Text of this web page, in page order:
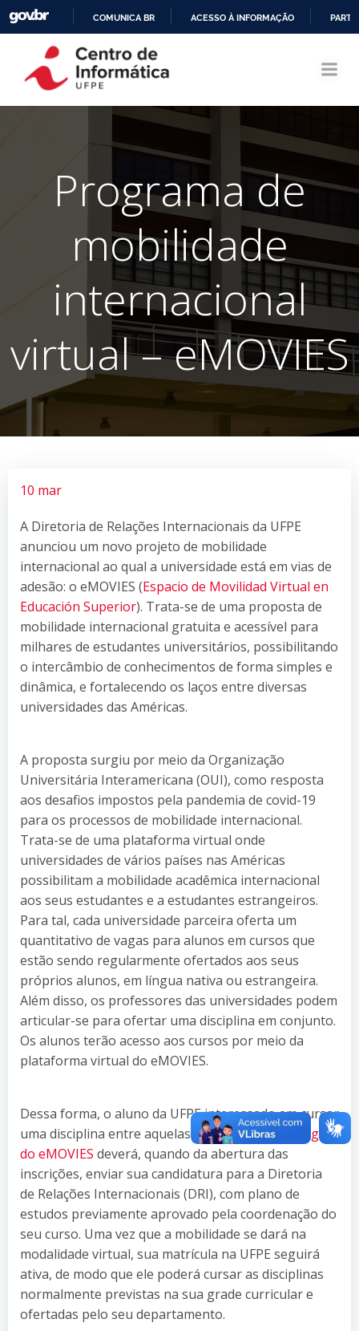
CONTEÚDO
COMUNICA BR ACESSO À INFORMAÇÃO
Programa de
mobilidade
internacional
virtual – eMOVIES
10 mar
A Diretoria de Relações Internacionais da UFPE
anunciou um novo projeto de mobilidade
internacional ao qual a universidade está em vias de
adesão: o eMOVIES (Espacio de Movilidad Virtual en
Educación Superior). Trata-se de uma proposta de
mobilidade internacional gratuita e acessível para
milhares de estudantes universitários, possibilitando
o intercâmbio de conhecimentos de forma simples e
dinâmica, e fortalecendo os laços entre diversas
universidades das Américas.
A proposta surgiu por meio da Organização
Universitária Interamericana (OUI), como resposta
aos desafios impostos pela pandemia de covid-19
para os processos de mobilidade internacional.
Trata-se de uma plataforma virtual onde
universidades de vários países nas Américas
possibilitam a mobilidade acadêmica internacional
aos seus estudantes e a estudantes estrangeiros.
Para tal, cada universidade parceira oferta um
quantitativo de vagas para alunos em cursos que
estão sendo regularmente ofertados aos seus
próprios alunos, em língua nativa ou estrangeira.
Além disso, os professores das universidades podem
articular-se para ofertar uma disciplina em conjunto.
Os alunos terão acesso aos cursos por meio da
plataforma virtual do eMOVIES.
Dessa forma, o aluno da UFPE interessado em cursar
uma disciplina entre aquelas ofertadas nocatálogo
do eMOVIES deverá, quando da abertura das
inscrições, enviar sua candidatura para a Diretoria
de Relações Internacionais (DRI), com plano de
estudos previamente aprovado pela coordenação do
seu curso. Uma vez que a mobilidade se dará na
modalidade virtual, sua matrícula na UFPE seguirá
ativa, de modo que ele poderá cursar as disciplinas
normalmente previstas na sua grade curricular e
ofertadas pelo seu departamento.